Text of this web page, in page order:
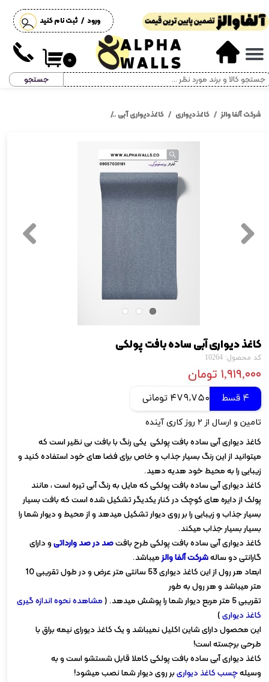
ورود / ثبت نام کنید
حساب کاربری من
تغییر گذر واژه
سفارشات
خروج از حساب کاربری
۰
جستجو
شرکت آلفا والز کاغذدیواری کاغذدیواری آبی
کاغذ دیواری آبی ساده بافت پولکی
کد محصول: 10264
۱,۹۱۹,۰۰۰ تومان
4 قسط 479,750 تومانی
تامین و ارسال از ۲ روز کاری آینده
کاغذ دیواری آبی ساده بافت پولکی یکی رنگ با بافت بی نظیر است که
میتوانید از این رنگ بسیار جذاب و خاص برای فضا های خود استفاده کنید و
زیبایی را به محیط خود هدیه دهید.
کاغذ دیواری آبی ساده بافت پولکی که مایل به رنگ آبی تیره است ، مانند
پولک از دایره های کوچک در کنار یکدیگر تشکیل شده است که بافت بسیار
بسیار جذاب و زیبایی را بر روی دیوار تشکیل میدهد و از محیط و دیوار شما را
بسیار بسیار جذاب میکند.
کاغذ دیواری آبی ساده بافت پولکی طرح بافتصد در صد وارداتیو دارای
گارانتی دو سالهشرکت آلفا والزمیباشد.
ابعاد هر رول از این کاغذ دیواری 53 سانتی متر عرض و در طول تقریبی 10
متر میباشد و هر رول به طور
تقریبی 5 متر مربع دیوار شما را پوشش میدهد. (
مشاهده نحوه اندازه گیری
کاغذ دیواری)
این محصول دارای شاین اکلیل نمیباشد و یک کاغذ دیورای نیمه براق با
طرحی برجسته است!
کاغذ دیواری آبی ساده بافت پولکی کاملا قابل شستشو است و به
وسیلهچسب کاغذ دیواریبر روی دیوار شما نصب میشود!